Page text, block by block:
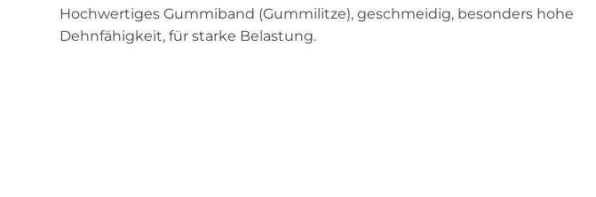
Hochwertiges Gummiband (Gummilitze), geschmeidig, besonders hohe
Dehnfähigkeit, für starke Belastung.